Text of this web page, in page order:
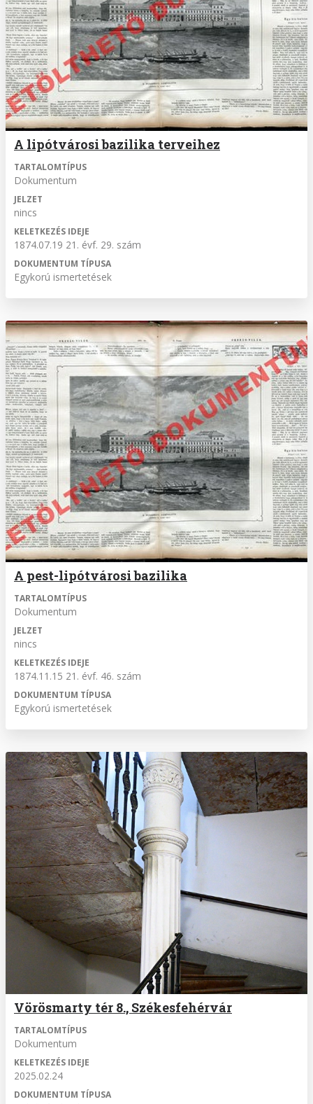
A lipótvárosi bazilika terveihez
TARTALOMTÍPUS
Dokumentum
JELZET
nincs
KELETKEZÉS IDEJE
1874.07.19 21. évf. 29. szám
DOKUMENTUM TÍPUSA
Egykorú ismertetések
A pest-lipótvárosi bazilika
TARTALOMTÍPUS
Dokumentum
JELZET
nincs
KELETKEZÉS IDEJE
1874.11.15 21. évf. 46. szám
DOKUMENTUM TÍPUSA
Egykorú ismertetések
Vörösmarty tér 8., Székesfehérvár
TARTALOMTÍPUS
Dokumentum
KELETKEZÉS IDEJE
2025.02.24
DOKUMENTUM TÍPUSA